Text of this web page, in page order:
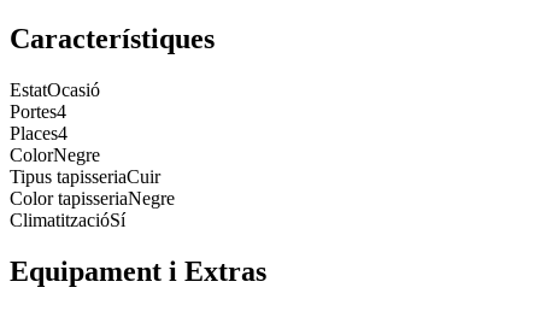
Característiques
EstatOcasió
Portes4
Places4
ColorNegre
Tipus tapisseriaCuir
Color tapisseriaNegre
ClimatitzacióSí
Equipament i Extras